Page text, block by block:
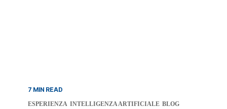
7 MIN READ
ESPERIENZA INTELLIGENZA ARTIFICIALE BLOG